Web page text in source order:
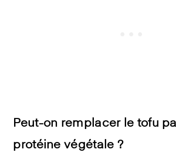
Peut-on remplacer le tofu
protéine végétale ?